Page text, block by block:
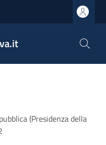
(Presidenza della